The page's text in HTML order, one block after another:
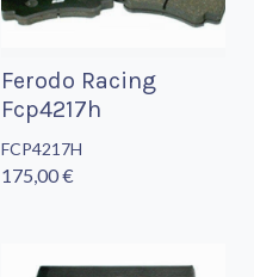
Ferodo Racing
Fcp4217h
FCP4217H
175,00 €